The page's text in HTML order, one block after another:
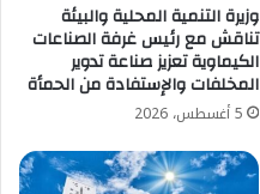
وزيرة التنمية المحلية والبيئة
تناقش مع رئيس غرفة الصناعات
الكيماوية تعزيز صناعة تدوير
المخلفات والإستفادة من الحمأة
5 أغسطس، 2026